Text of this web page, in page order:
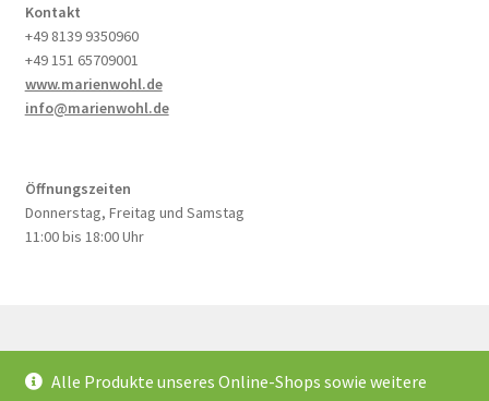
Alle Produkte unseres Online-Shops sowie weitere
Kontakt
+49 8139 9350960
+49 151 65709001
www.marienwohl.de
info@marienwohl.de
Öffnungszeiten
Donnerstag, Freitag und Samstag
11:00 bis 18:00 Uhr
© MarienWohl 2026